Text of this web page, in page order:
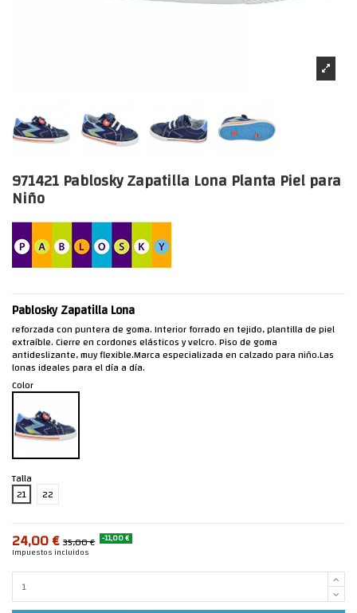
971421 Pablosky Zapatilla Lona Planta Piel para
Niño
Pablosky Zapatilla Lona
reforzada con puntera de goma. Interior forrado en tejido, plantilla de piel
extraíble. Cierre en cordones elásticos y velcro. Piso de goma
antideslizante, muy flexible.Marca especializada en calzado para niño.Las
lonas ideales para el día a día.
Color
Talla
21
22
24,00 € 35,00 € -11,00 €
Impuestos incluidos